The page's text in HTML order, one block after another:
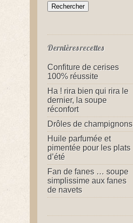
Dernières recettes
Confiture de cerises
100% réussite
Ha ! rira bien qui rira le
dernier, la soupe
réconfort
Drôles de champignons
Huile parfumée et
pimentée pour les plats
d’été
Fan de fanes … soupe
simplissime aux fanes
de navets